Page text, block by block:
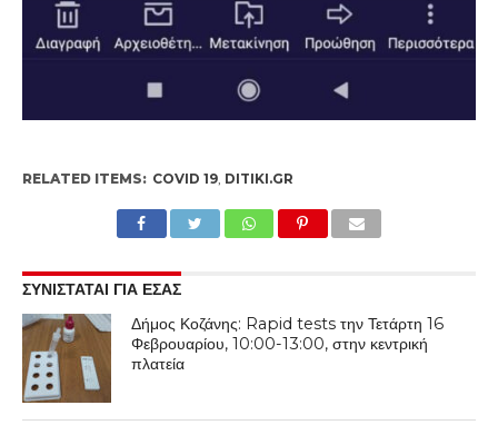
RELATED ITEMS: COVID 19, DITIKI.GR
ΣΥΝΙΣΤΑΤΑΙ ΓΙΑ ΕΣΑΣ
Δήμος Κοζάνης: Rapid tests την Τετάρτη 16
Φεβρουαρίου, 10:00-13:00, στην κεντρική
πλατεία